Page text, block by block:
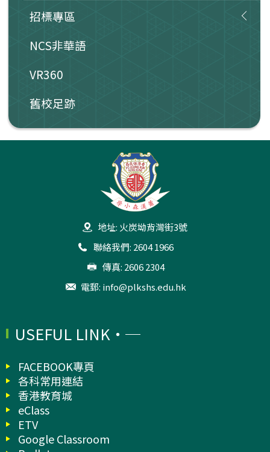
招標專區
NCS非華語
VR360
舊校足跡
地址: 火炭坳背灣街3號
聯絡我們: 2604 1966
傳真: 2606 2304
電郵: info@plkshs.edu.hk
USEFUL LINK
FACEBOOK專頁
各科常用連結
香港教育城
eClass
ETV
Google Classroom